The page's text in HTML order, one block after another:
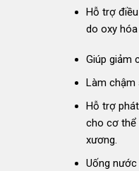
Hỗ trợ
do oxy
Giúp giảm
Làm chậm
Hỗ trợ
cho cơ thể
xương.
Uống